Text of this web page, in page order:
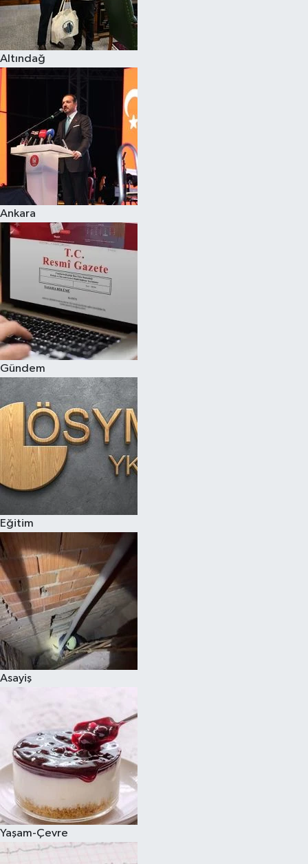
Altındağ
Ankara
Gündem
Eğitim
Asayiş
Yaşam-Çevre
Spor
Burç Yorumları
Çocuk
Eğitim
Hava Durumu
Kadın
Kim kimdir?
Kültür Sanat
Sağlık
Siyaset
Teknoloji
Televizyon
Yaşam-Çevre